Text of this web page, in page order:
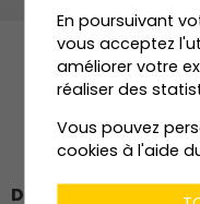
Dénériaz
En poursuivant
vous acceptez
améliorer votre
réaliser des
Vous pouvez
cookies à l'aide